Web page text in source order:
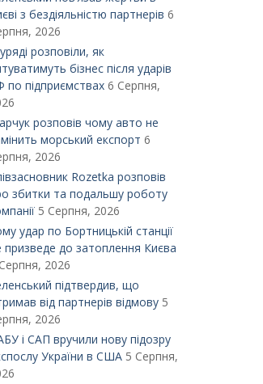
з бездіяльністю партнерів 6
2026
розповіли, як
бізнес після ударів
по підприємствах 6 Серпня,
розповів чому авто не
морський експорт 6
2026
Rozetka розповів
збитки та подальшу роботу
5 Серпня, 2026
удар по Бортницькій станції
призведе до затоплення Києва
2026
підтвердив, що
від партнерів відмову 5
2026
і САП вручили нову підозру
України в США 5 Серпня,